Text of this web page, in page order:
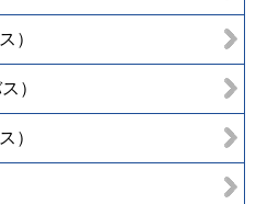
）
）
）